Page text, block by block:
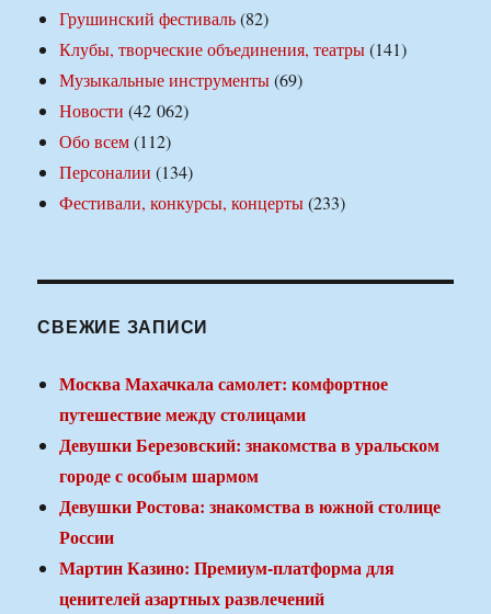
Грушинский фестиваль(82)
Клубы, творческие объединения, театры(141)
Музыкальные инструменты(69)
Новости (42 062)
Обо всем(112)
Персоналии (134)
Фестивали, конкурсы, концерты(233)
СВЕЖИЕ ЗАПИСИ
Москва Махачкала самолет: комфортное
путешествие между столицами
Девушки Березовский: знакомства в уральском
городе с особым шармом
Девушки Ростова: знакомства в южной столице
России
Мартин Казино: Премиум-платформа для
ценителей азартных развлечений